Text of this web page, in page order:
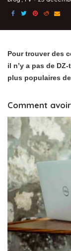
Pour trouver des
il n’y a pas de
plus populaires
Comment